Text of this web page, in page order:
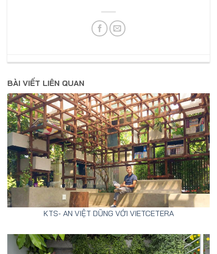
BÀI VIẾT LIÊN QUAN
KTS- AN VIỆT DŨNG VỚI VIETCETERA